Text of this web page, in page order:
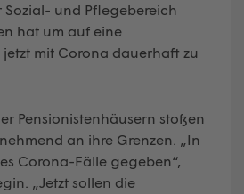
Sozial- und Pflegebereich
hat um auf eine
mit Corona dauerhaft zu
Pensionistenhäusern stoßen
an ihre Grenzen. „In
Corona-Fälle gegeben“,
„Jetzt sollen die